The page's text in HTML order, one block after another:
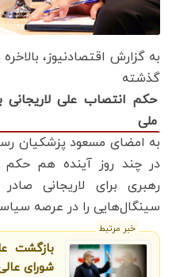
به گزارش اقتصادنیوز،
گذشته
حکم انتصاب علی لاریجانی
ملی
به امضای مسعود پزشکیان
در چند روز آینده هم حکم
رهبری برای لاریجانی
سینگال‌هایی را در عرصه
خبر مرتبط
بازگشت
شورای